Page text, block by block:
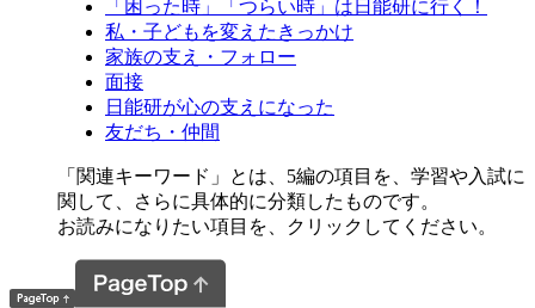
「困った時」「つらい時」は日能研に行く！
私・子どもを変えたきっかけ
家族の支え・フォロー
面接
日能研が心の支えになった
友だち・仲間
「関連キーワード」とは、5編の項目を、学習や入試に
関して、さらに具体的に分類したものです。
お読みになりたい項目を、クリックしてください。